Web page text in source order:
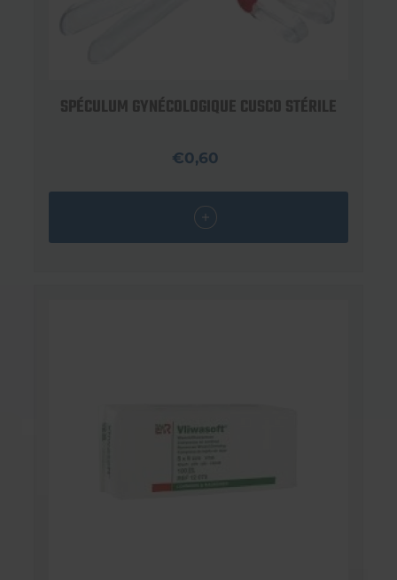
SPÉCULUM GYNÉCOLOGIQUE CUSCO STÉRILE
€0,60